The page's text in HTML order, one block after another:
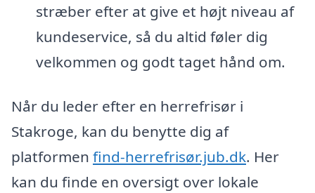
stræber efter at give et højt niveau af
kundeservice, så du altid føler dig
velkommen og godt taget hånd om.
Når du leder efter en herrefrisør i
Stakroge, kan du benytte dig af
platformen find-herrefrisør.jub.dk. Her
kan du finde en oversigt over lokale